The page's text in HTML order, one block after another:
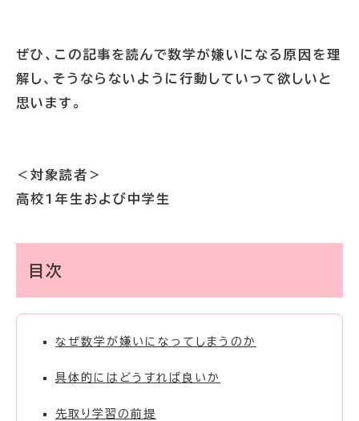
ぜひ、この記事を読んで数学が嫌いになる原因を理
解し、そうならないように行動していって欲しいと
思います。
＜対象読者＞
高校1年生および中学生
目次
なぜ数学が嫌いになってしまうのか
具体的にはどうすれば良いか
先取り学習の前提